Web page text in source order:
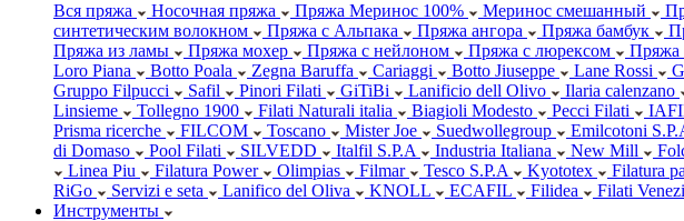
Вся пряжа Носочная пряжа Пряжа Меринос 100% Меринос смешанный
синтетическим волокном
Пряжа с Альпака Пряжа ангора Пряжа бамбук
Пряжа из ламы
Пряжа мохер Пряжа с нейлоном Пряжа с люрексом Пряжа
Loro Piana
Botto Poala Zegna Baruffa Cariaggi Botto Jiuseppe Lane Rossi
Gruppo Filpucci
Safil Pinori Filati GiTiBi Lanificio dell Olivo Ilaria calenzano
Linsieme
Tollegno 1900 Filati Naturali italia Biagioli Modesto Pecci Filati
Prisma ricerche
FILCOM Toscano Mister Joe Suedwollegroup Emilcotoni
di Domaso
Pool Filati SILVEDD Italfil S.P.A Industria Italiana New Mill
Linea Piu
Filatura Power Olimpias Filmar Tesco S.P.A Kyototex Filatura
RiGo
Servizi e seta Lanifico del Oliva KNOLL ECAFIL Filidea Filati
Инструменты